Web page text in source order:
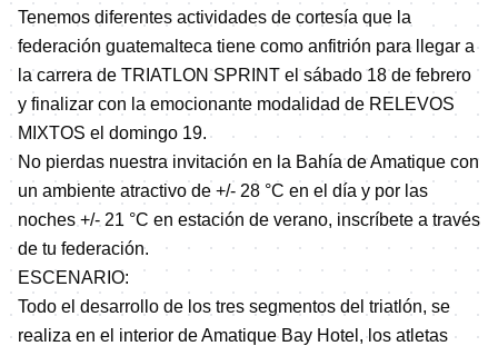
Tenemos diferentes actividades de cortesía que la
federación guatemalteca tiene como anfitrión para llegar a
la carrera de TRIATLON SPRINT el sábado 18 de febrero
y finalizar con la emocionante modalidad de RELEVOS
MIXTOS el domingo 19.
No pierdas nuestra invitación en la Bahía de Amatique con
un ambiente atractivo de +/- 28 °C en el día y por las
noches +/- 21 °C en estación de verano, inscríbete a través
de tu federación.
ESCENARIO:
Todo el desarrollo de los tres segmentos del triatlón, se
realiza en el interior de Amatique Bay Hotel, los atletas